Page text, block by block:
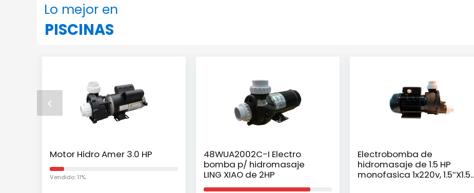
Lo mejor en
PISCINAS
Motor Hidro Amer 3.0 HP
Vendido: 11%
48WUA2002C-I Electro
bomba p/ hidromasaje
LING XIAO de 2HP
Electrobomba de
hidromasaje de 1.5 HP
monofasica 1x220v, 1.5″X1.5″